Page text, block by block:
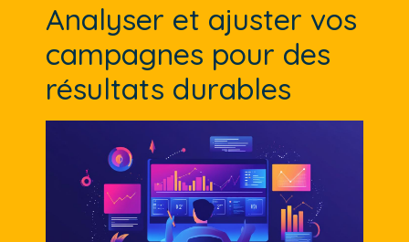
Analyser et ajuster vos
campagnes pour des
résultats durables